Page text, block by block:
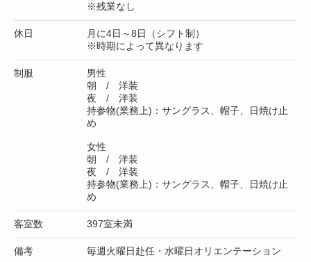
※残業なし
休日
月に4日～8日（シフト制）
※時期によって異なります
制服
男性
朝 / 洋装
夜 / 洋装
持参物(業務上)：サングラス、帽子、日焼け止
め
女性
朝 / 洋装
夜 / 洋装
持参物(業務上)：サングラス、帽子、日焼け止
め
客室数 397室未満
備考 毎週火曜日赴任・水曜日オリエンテーション